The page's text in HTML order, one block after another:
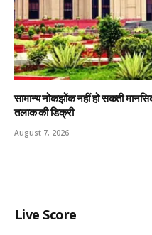
सामान्य नोकझोंक नहीं हो सकती
तलाक की डिक्री
August 7, 2026
Live Score